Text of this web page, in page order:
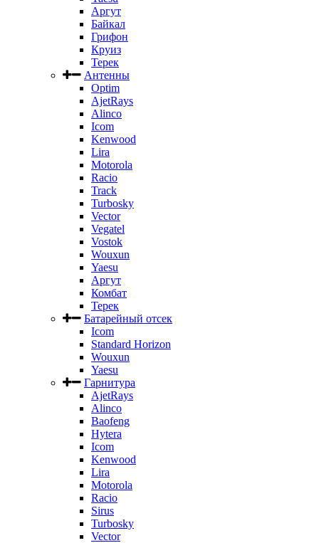
Аргут
Байкал
Грифон
Круиз
Терек
Антенны
Optim
AjetRays
Alinco
Icom
Kenwood
Lira
Motorola
Racio
Track
Turbosky
Vector
Vegatel
Vostok
Wouxun
Yaesu
Аргут
Комбат
Терек
Батарейный отсек
Icom
Standard Horizon
Wouxun
Yaesu
Гарнитура
AjetRays
Alinco
Baofeng
Hytera
Icom
Kenwood
Lira
Motorola
Racio
Sirus
Turbosky
Vector